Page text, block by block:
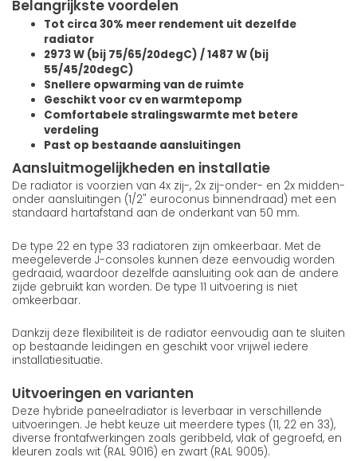
Belangrijkste voordelen
Tot circa 30% meer rendement uit dezelfde
radiator
2973 W (bij 75/65/20degC) / 1487 W (bij
55/45/20degC)
Snellere opwarming van de ruimte
Geschikt voor cv en warmtepomp
Comfortabele stralingswarmte met betere
verdeling
Past op bestaande aansluitingen
Aansluitmogelijkheden en installatie
De radiator is voorzien van 4x zij-, 2x zij-onder- en 2x midden-
onder aansluitingen (1/2" euroconus binnendraad) met een
standaard hartafstand aan de onderkant van 50 mm.
De type 22 en type 33 radiatoren zijn omkeerbaar. Met de
meegeleverde J-consoles kunnen deze eenvoudig worden
gedraaid, waardoor dezelfde aansluiting ook aan de andere
zijde gebruikt kan worden. De type 11 uitvoering is niet
omkeerbaar.
Dankzij deze flexibiliteit is de radiator eenvoudig aan te sluiten
op bestaande leidingen en geschikt voor vrijwel iedere
installatiesituatie.
Uitvoeringen en varianten
Deze hybride paneelradiator is leverbaar in verschillende
uitvoeringen. Je hebt keuze uit meerdere types (11, 22 en 33),
diverse frontafwerkingen zoals geribbeld, vlak of gegroefd, en
kleuren zoals wit (RAL 9016) en zwart (RAL 9005).